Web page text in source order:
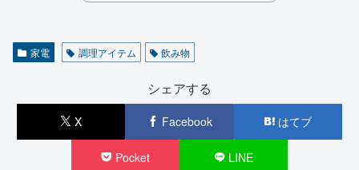
家電 調理アイテム 飲み物
シェアする
X Facebook はてブ
Pocket LINE